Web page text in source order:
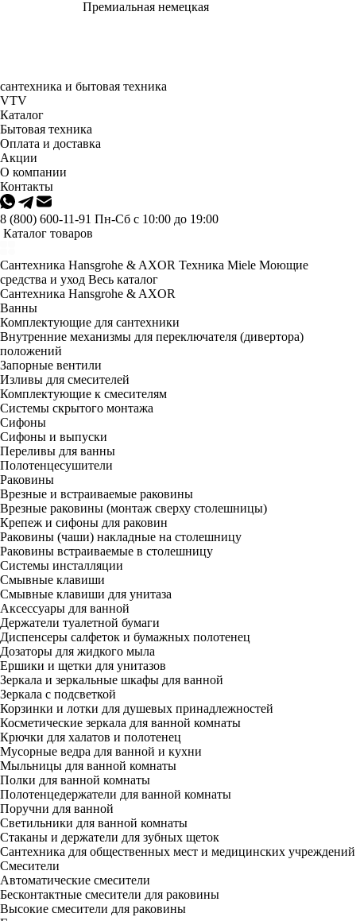
Премиальная немецкая
сантехника и бытовая техника
VTV
Каталог
Бытовая техника
Оплата и доставка
Акции
О компании
Контакты
8 (800) 600-11-91 Пн-Сб с 10:00 до 19:00
Каталог товаров
Сантехника Hansgrohe & AXOR Техника Miele Моющие
средства и уход Весь каталог
Сантехника Hansgrohe & AXOR
Ванны
Комплектующие для сантехники
Внутренние механизмы для переключателя (дивертора)
положений
Запорные вентили
Изливы для смесителей
Комплектующие к смесителям
Системы скрытого монтажа
Сифоны
Сифоны и выпуски
Переливы для ванны
Полотенцесушители
Раковины
Врезные и встраиваемые раковины
Врезные раковины (монтаж сверху столешницы)
Крепеж и сифоны для раковин
Раковины (чаши) накладные на столешницу
Раковины встраиваемые в столешницу
Системы инсталляции
Смывные клавиши
Смывные клавиши для унитаза
Аксессуары для ванной
Держатели туалетной бумаги
Диспенсеры салфеток и бумажных полотенец
Дозаторы для жидкого мыла
Ершики и щетки для унитазов
Зеркала и зеркальные шкафы для ванной
Зеркала с подсветкой
Корзинки и лотки для душевых принадлежностей
Косметические зеркала для ванной комнаты
Крючки для халатов и полотенец
Мусорные ведра для ванной и кухни
Мыльницы для ванной комнаты
Полки для ванной комнаты
Полотенцедержатели для ванной комнаты
Поручни для ванной
Светильники для ванной комнаты
Стаканы и держатели для зубных щеток
Сантехника для общественных мест и медицинских учреждений
Смесители
Автоматические смесители
Бесконтактные смесители для раковины
Высокие смесители для раковины